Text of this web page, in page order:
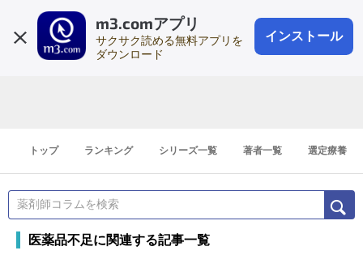
m3.comアプリ
サクサク読める無料アプリを
ダウンロード
インストール
会員登録
登録1分
トップ ランキング シリーズ一覧 著者一覧 選定療養
医薬品不足に関連する記事一覧